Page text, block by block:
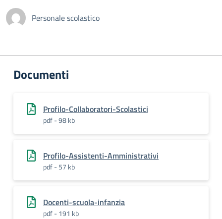
Personale scolastico
Documenti
Profilo-Collaboratori-Scolastici
pdf - 98 kb
Profilo-Assistenti-Amministrativi
pdf - 57 kb
Docenti-scuola-infanzia
pdf - 191 kb